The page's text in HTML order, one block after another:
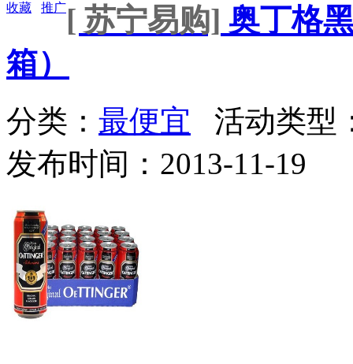
收藏 推广[ 苏宁易购] 奥丁格
箱）
分类： 最便宜 活动类型
发布时间：2013-11-19